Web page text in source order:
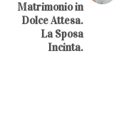
Matrimonio in
Dolce Attesa.
La Sposa
Incinta.